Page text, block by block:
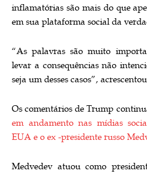
inflamatórias são mais do que
em sua plataforma social da
“As palavras são muito
levar a consequências não
seja um desses casos”,
Os comentários de Trump
em andamento nas mídias
EUA e o ex -presidente russo
Medvedev atuou como